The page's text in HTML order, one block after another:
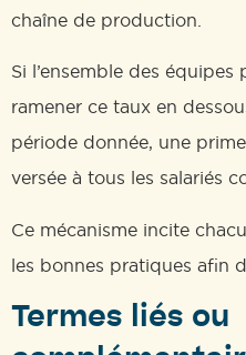
chaîne de production.
Si l’ensemble des
ramener ce taux en
période donnée, une
versée à tous les salariés
Ce mécanisme incite
les bonnes pratiques afin
Termes liés ou